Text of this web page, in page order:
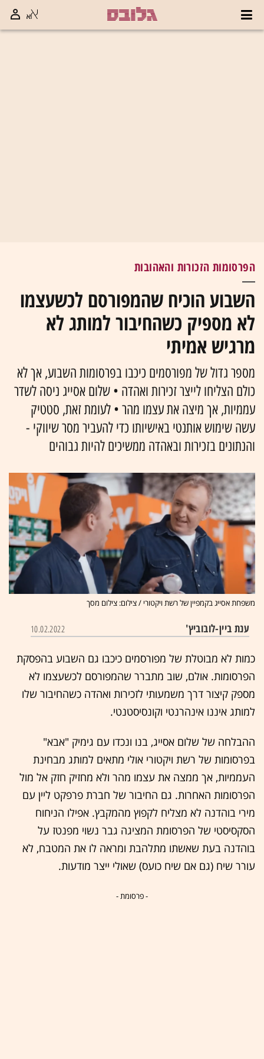
הפרסומות הזכורות והאהובות
השבוע הוכיח שהמפורסם לכשעצמו
לא מספיק כשהחיבור למותג לא
מרגיש אמיתי
מספר גדול של מפורסמים כיכבו בפרסומות השבוע, אך לא
כולם הצליחו לייצר זכירות ואהדה • שלום אסייג ניסה לשדר
עממיות, אך מיצה את עצמו מהר • לעומת זאת, סטטיק
עשה שימוש אותנטי באישיותו כדי להעביר מסר שיווקי -
והנתונים בזכירות ובאהדה ממשיכים להיות גבוהים
משפחת אסייג בקמפיין של רשת ויקטורי / צילום: צילום מסך
ענת ביין-לובוביץ' 10.02.2022
כמות לא מבוטלת של מפורסמים כיכבו גם השבוע בהפסקת
הפרסומות. אולם, שוב מתברר שהמפורסם לכשעצמו לא
מספק קיצור דרך משמעותי לזכירות ואהדה כשהחיבור שלו
למותג איננו אינהרנטי וקונסיסטנטי.
ההבלחה של שלום אסייג, בנו ונכדו עם גימיק "אבא"
בפרסומות של רשת ויקטורי אולי מתאים למותג מבחינת
העממיות, אך ממצה את עצמו מהר ולא מחזיק חזק אל מול
הפרסומות האחרות. גם החיבור של חברת פרפקט ליין עם
מירי בוהדנה לא מצליח לקפוץ מהמקבץ. אפילו הניחוח
הסקסיסטי של הפרסומת המציגה גבר נשוי מפנטז על
בוהדנה בעת שאשתו מתלהבת ומראה לו את המטבח, לא
עורר שיח (גם אם שיח כועס) שאולי ייצר מודעות.
- פרסומת -